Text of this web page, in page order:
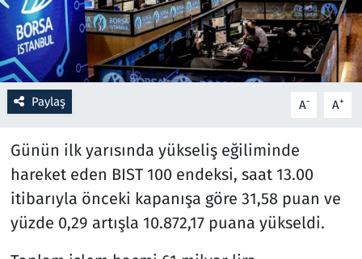
Paylaş A- A+
Günün ilk yarısında yükseliş eğiliminde
hareket eden BIST 100 endeksi, saat 13.00
itibarıyla önceki kapanışa göre 31,58 puan ve
yüzde 0,29 artışla 10.872,17 puana yükseldi.
Resmi İlanlar
Rüya Tabirleri
Sağlık
Savunma Sanayi
Seçim 2023
Spor